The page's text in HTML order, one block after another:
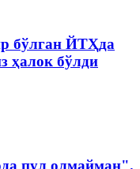
бўлган ЙТҲда
ҳалок бўлди
пул олмайман".